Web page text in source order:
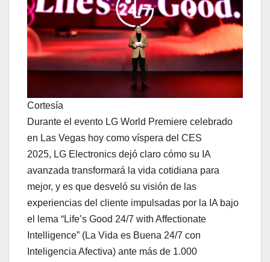
Cortesía
Durante el evento LG World Premiere celebrado
en Las Vegas hoy como víspera del CES
2025, LG Electronics dejó claro cómo su IA
avanzada transformará la vida cotidiana para
mejor, y es que desveló su visión de las
experiencias del cliente impulsadas por la IA bajo
el lema “Life’s Good 24/7 with Affectionate
Intelligence” (La Vida es Buena 24/7 con
Inteligencia Afectiva) ante más de 1.000